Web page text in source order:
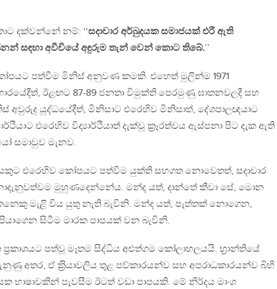
දක්වන්නේ නම්: ‘‘සදාචාර අර්බුදයක සමාජයක් එරී ඇති
සඳහා අවීචියේ අඳුරුම තැන් වෙන් කොට තිබේ.’’
පත්වීම මිනිස් අනුවණ කමකි. එහෙත් මුලින්ම 1971
ඊළඟට 87-89 ජනතා විමුක්ති පෙරමුණු ඝාතනවලදී සහ
අවුරුදු යුද්ධයේදීත්, මිනිසාට එරෙහිව මිනිසාත්, දේශපාලඥයාට
එරෙහිව විද්‍යාර්ථියාත් දැක්වූ ක‍්‍රෑරත්වය ඇස්පනා පිට දැක ඇති
සමාවුව මැනව.
එරෙහිව කෝපයට පත්වීම යුක්ති සහගත නොවෙතත්, සදාචාර
මුහුණදෙන්නේය. මන්ද යත්, දාන්තේ කීවා සේ, මොන
මැළි විය යුතු නැති බැවිනි. මන්ද යත්, පැත්තක් නොගෙන,
සිටීම මාරක පාපයක් වන බැවිනි.
පත්වූ මෑතම සිද්ධිය අළුත්ගම කෝලාහලයයි. භ‍්‍රාන්තියේ
අතර, ඒ ක‍්‍රියාවලිය තුළ පව්කාරයන්ව සහ අපරාධකාරයන්ව බිහි
භාෂාවකින් පැවසීම ඊටත් වඩා පාපයකි. මේ නිර්දය මාංශ